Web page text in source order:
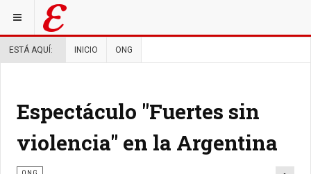
ESTÁ AQUÍ: INICIO ONG
Espectáculo "Fuertes sin
violencia" en la Argentina